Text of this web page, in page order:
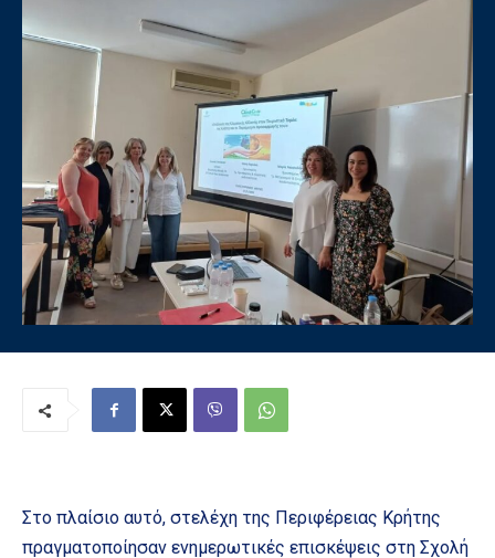
Στο πλαίσιο αυτό, στελέχη της Περιφέρειας Κρήτης
πραγματοποίησαν ενημερωτικές επισκέψεις στη Σχολή